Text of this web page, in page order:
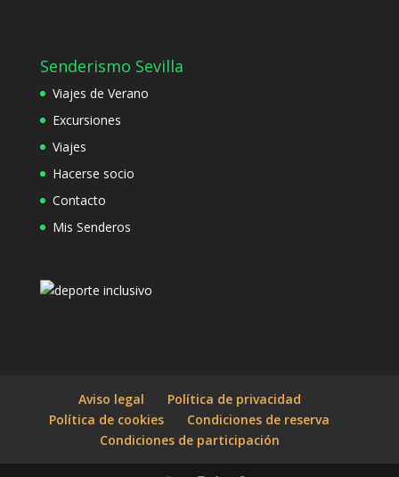
Senderismo Sevilla
Viajes de Verano
Excursiones
Viajes
Hacerse socio
Contacto
Mis Senderos
Aviso legal
Política de privacidad
Política de cookies
Condiciones de reserva
Condiciones de participación